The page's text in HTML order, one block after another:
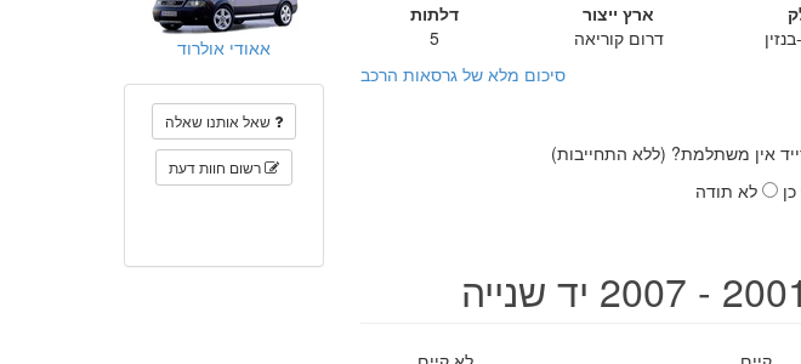
ארץ ייצור
דרום קוריאה
דלתות
5
סיכום מלא של גרסאות הרכב
אין משתלמת? (ללא התחייבות)
כן
לא תודה
אאודי אולרוד
שאל אותנו שאלה
רשום חוות דעת